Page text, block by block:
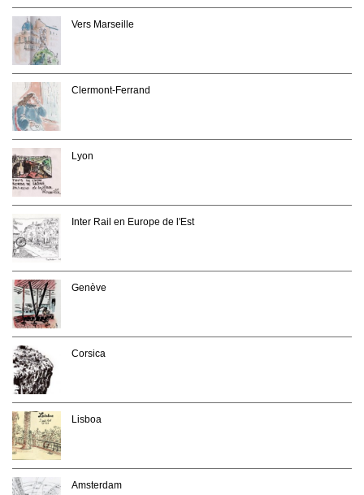
Vers Marseille
Clermont-Ferrand
Lyon
Inter Rail en Europe de l'Est
Genève
Corsica
Lisboa
Amsterdam